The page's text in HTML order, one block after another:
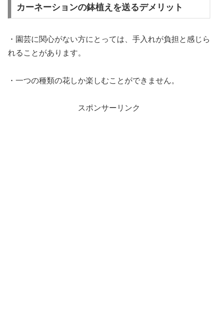
カーネーションの鉢植えを送るデメリット
・園芸に関心がない方にとっては、手入れが負担と感じら
れることがあります。
・一つの種類の花しか楽しむことができません。
スポンサーリンク